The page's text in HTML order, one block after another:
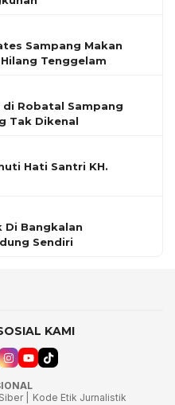
Sampang Makan
Tenggelam
di Robatal Sampang
Tak Dikenal
Hati Santri KH.
Di Bangkalan
Sendiri
KAMI
|
Kode Etik Jurnalistik